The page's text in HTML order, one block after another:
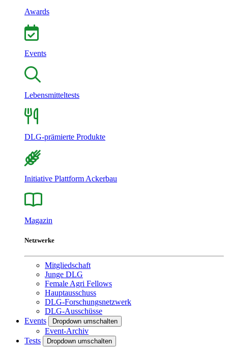
Awards
Events
Lebensmitteltests
DLG-prämierte Produkte
Initiative Plattform Ackerbau
Magazin
Netzwerke
Mitgliedschaft
Junge DLG
Female Agri Fellows
Hauptausschuss
DLG-Forschungsnetzwerk
DLG-Ausschüsse
Events
Dropdown umschalten
Event-Archiv
Tests
Dropdown umschalten